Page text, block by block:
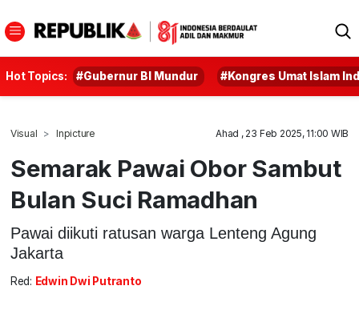
Hot Topics: #Gubernur BI Mundur #Kongres Umat Islam
Visual Inpicture Ahad , 23 Feb 2025, 11:00 WIB
Semarak Pawai Obor Sambut
Bulan Suci Ramadhan
Pawai diikuti ratusan warga Lenteng Agung
Jakarta
Red: Edwin Dwi Putranto